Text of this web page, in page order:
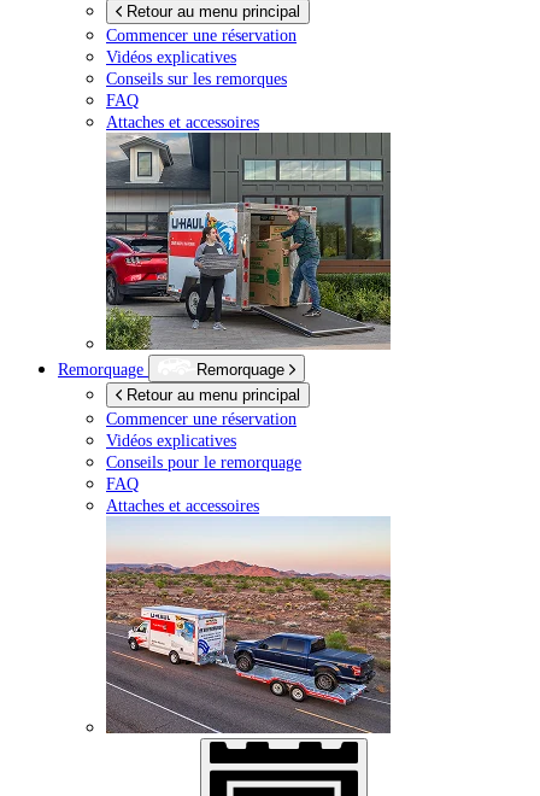
Retour au menu principal
Commencer une réservation
Vidéos explicatives
Conseils sur les remorques
FAQ
Attaches et accessoires
Remorquage
Remorquage
Retour au menu principal
Commencer une réservation
Vidéos explicatives
Conseils pour le remorquage
FAQ
Attaches et accessoires